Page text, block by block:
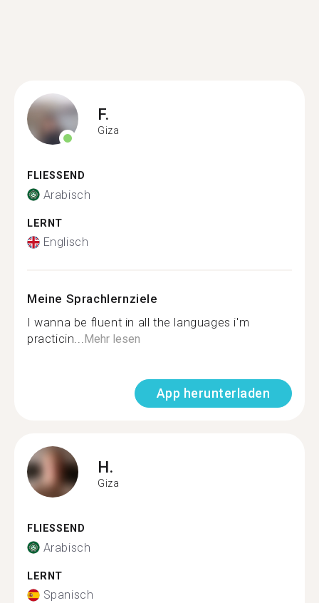
F.
Giza
FLIESSEND
Arabisch
LERNT
Englisch
Meine Sprachlernziele
I wanna be fluent in all the languages i'm
practicin...Mehr lesen
App herunterladen
H.
Giza
FLIESSEND
Arabisch
LERNT
Spanisch